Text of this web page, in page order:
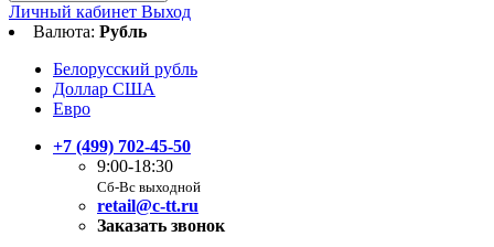
Личный кабинет Выход
Валюта: Рубль
Белорусский рубль
Доллар США
Евро
+7 (499) 702-45-50
9:00-18:30
Сб-Вс выходной
retail@c-tt.ru
Заказать звонок